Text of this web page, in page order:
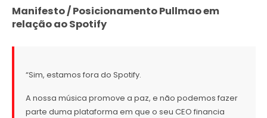
Manifesto / Posicionamento Pullmao em
relação ao Spotify
“Sim, estamos fora do Spotify.
A nossa música promove a paz, e não podemos fazer
parte duma plataforma em que o seu CEO financia